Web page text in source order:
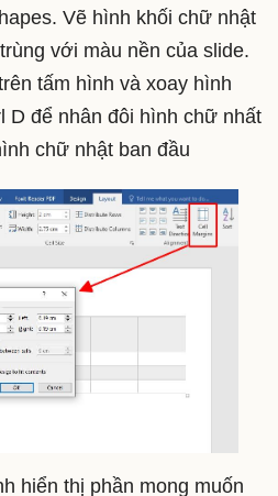
Vẽ hình khối chữ nhật
với màu nền của slide.
tấm hình và xoay hình
D để nhân đôi hình chữ nhất
chữ nhật ban đầu
hiển thị phần mong muốn